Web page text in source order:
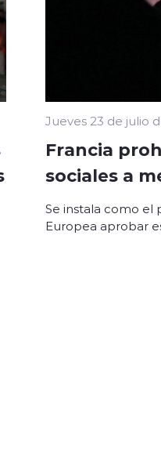
Jueves 23 de julio
Francia
sociales a
Se instala como el
Europea aprobar